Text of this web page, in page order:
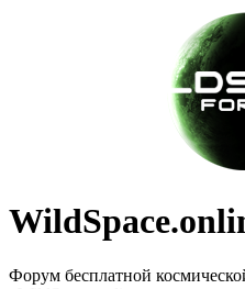
Форум бесплатной